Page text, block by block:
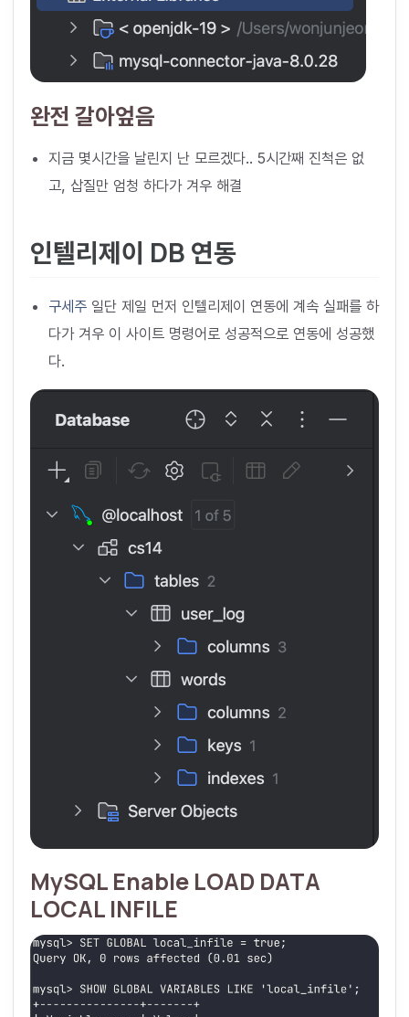
완전 갈아엎음
지금 몇시간을 날린지 난 모르겠다.. 5시간째 진척은 없
고, 삽질만 엄청 하다가 겨우 해결
인텔리제이 DB 연동
구세주일단 제일 먼저 인텔리제이 연동에 계속 실패를 하
다가 겨우 이 사이트 명령어로 성공적으로 연동에 성공했
다.
MySQL Enable LOAD DATA
LOCAL INFILE